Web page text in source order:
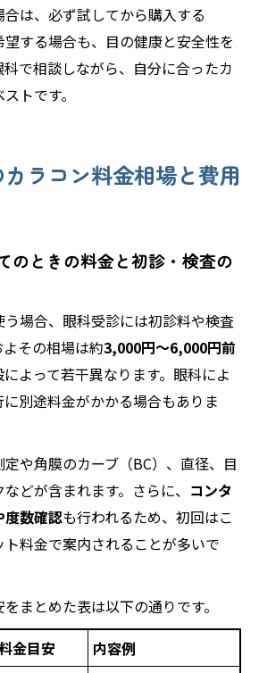
は、必ず試してから購入する
望する場合も、目の健康と安全性を
で相談しながら、自分に合ったカ
トです。
ラコン料金相場と費用
のときの料金と初診・検査の
場合、眼科受診には初診料や検査
その相場は約3,000円～6,000円前
よって若干異なります。眼科によ
別途料金がかかる場合もありま
や角膜のカーブ（BC）、直径、目
どが含まれます。さらに、 コンタ
度数確認も行われるため、初回はこ
料金で案内されることが多いで
まとめた表は以下の通りです。
金目安 内容例